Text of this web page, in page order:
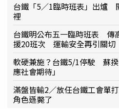
台鐵「5／1臨時班表」出爐
裡
台鐵明公布五一臨時班表 傳
援20班次 運輸安全再引關切
軟硬兼施？台鐵5/1停駛 蘇
應社會期待」
滿盤皆輸2／放任台鐵工會單
角色遜斃了